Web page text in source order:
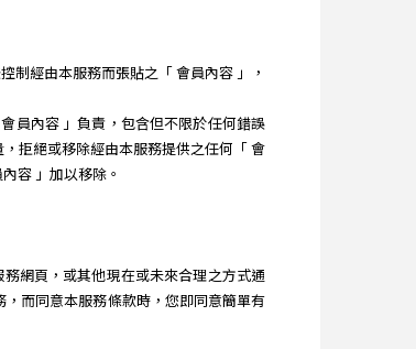
制經由本服務而張貼之「 會員內容 」，
員內容 」負責，包含但不限於任何錯誤
拒絕或移除經由本服務提供之任何「 會
容 」加以移除。
網頁，或其他現在或未來合理之方式通
而同意本服務條款時，您即同意簡單有